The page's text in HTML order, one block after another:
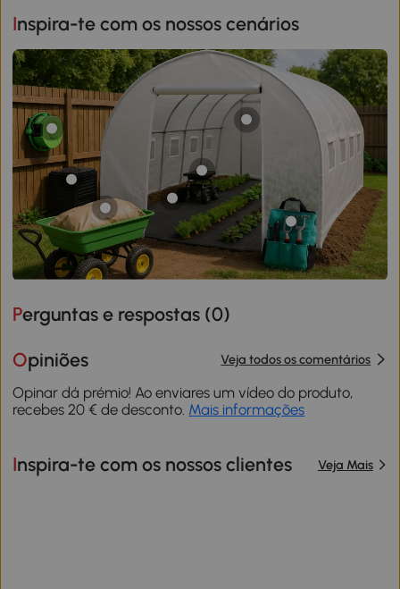
Inspira-te com os nossos cenários
Perguntas e respostas (0)
Opiniões Veja todos os comentários
Opinar dá prémio! Ao enviares um vídeo do produto,
recebes 20 € de desconto. Mais informações
Inspira-te com os nossos clientes Veja Mais